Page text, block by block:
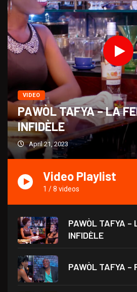
VIDEO
PAWÒL TAFYA – LA
INFIDÈLE
April 21, 2023
Video Playlist
1 /8 videos
PAWÒL TAFYA –
INFIDÈLE
PAWÒL TAFYA –